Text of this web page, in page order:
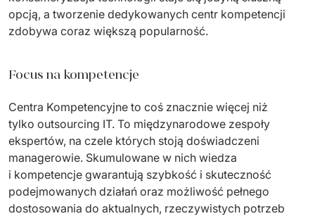
Outsourcing IT
Staff Augumentation
Infrastruktura IT
Audyty i doradztwo
Managed IT & Outsourcing
Migracje i wdrożenia
opcją, a tworzenie dedykowanych centr kompetencji
zdobywa coraz większą popularność.
Focus na kompetencje
Centra Kompetencyjne to coś znacznie więcej niż
tylko outsourcing IT. To międzynarodowe zespoły
ekspertów, na czele których stoją doświadczeni
managerowie. Skumulowane w nich wiedza
i kompetencje gwarantują szybkość i skuteczność
podejmowanych działań oraz możliwość pełnego
dostosowania do aktualnych, rzeczywistych potrzeb